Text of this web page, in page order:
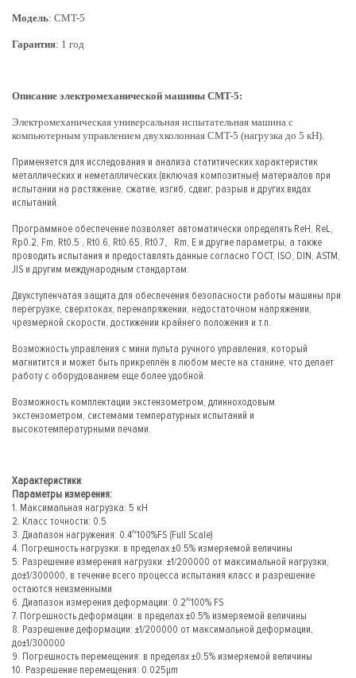
Модель: CMT-5
Гарантия: 1 год
Описание электромеханической машины CMT-5:
Электромеханическая универсальная испытательная машина с
компьютерным управлением двухколонная CMT-5 (нагрузка до 5 кН).
Применяется для исследования и анализа статитических характеристик
металлических и неметаллических (включая композитные) материалов при
испытании на растяжение, сжатие, изгиб, сдвиг, разрыв и других видах
испытаний.
Программное обеспечение позволяет автоматически определять ReH, ReL,
Rp0.2, Fm, Rt0.5 , Rt0.6, Rt0.65, Rt0.7、Rm, E и другие параметры, а также
проводить испытания и предоставлять данные согласно ГОСТ, ISO, DIN, ASTM,
JIS и другим международным стандартам.
Двухступенчатая защита для обеспечения безопасности работы машины при
перегрузке, сверхтоках, перенапряжении, недостаточном напряжении,
чрезмерной скорости, достижении крайнего положения и т.п.
Возможность управления с мини пульта ручного управления, который
магнитится и может быть прикреплён в любом месте на станине, что делает
работу с оборудованием еще более удобной.
Возможность комплектации экстензометром, длинноходовым
экстензометром, системами температурных испытаний и
высокотемпературными печами.
Характеристики:
Параметры измерения:
1. Максимальная нагрузка: 5 кН
2. Класс точности: 0.5
3. Диапазон нагружения: 0.4~100%FS (Full Scale)
4. Погрешность нагрузки: в пределах ±0.5% измеряемой величины
5. Разрешение измерения нагрузки: ±1/200000 от максимальной нагрузки,
до±1/300000, в течение всего процесса испытания класс и разрешение
остаются неизменными
6. Диапазон измерения деформации: 0.2~100% FS
7. Погрешность деформации: в пределах ±0.5% измеряемой величины
8. Разрешение деформации: ±1/200000 от максимальной деформации,
до±1/300000
9. Погрешность перемещения: в пределах ±0.5% измеряемой величины
10. Разрешение перемещения: 0.025μm